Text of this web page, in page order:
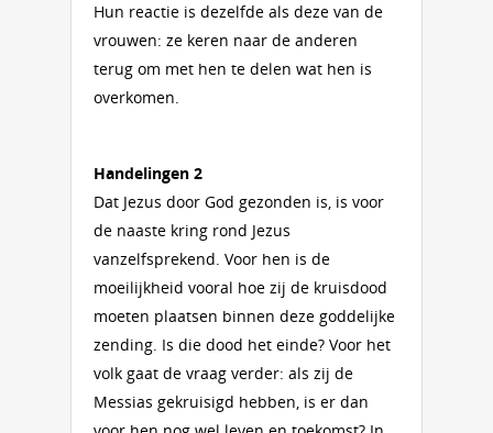
Hun reactie is dezelfde als deze van de
vrouwen: ze keren naar de anderen
terug om met hen te delen wat hen is
overkomen.
Handelingen 2
Dat Jezus door God gezonden is, is voor
de naaste kring rond Jezus
vanzelfsprekend. Voor hen is de
moeilijkheid vooral hoe zij de kruisdood
moeten plaatsen binnen deze goddelijke
zending. Is die dood het einde? Voor het
volk gaat de vraag verder: als zij de
Messias gekruisigd hebben, is er dan